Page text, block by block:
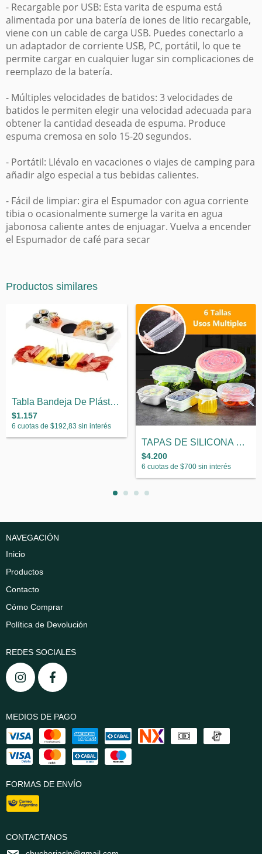
- Recargable por USB: Esta varita de espuma está
alimentada por una batería de iones de litio recargable,
viene con un cable de carga USB. Puedes conectarlo a
un adaptador de corriente USB, PC, portátil, lo que te
permite cargar en cualquier lugar sin complicaciones de
reemplazo de la batería.
- Múltiples velocidades de batidos: 3 velocidades de
batidos le permiten elegir una velocidad adecuada para
obtener la cantidad deseada de espuma. Produce
espuma cremosa en solo 15-20 segundos.
- Portátil: Llévalo en vacaciones o viajes de camping para
añadir algo especial a tus bebidas calientes.
- Fácil de limpiar: gira el Espumador con agua corriente
tibia o ocasionalmente sumerge la varita en agua
jabonosa caliente antes de enjuagar. Vuelva a encender
el Espumador de café para secar
Productos similares
Tabla Bandeja De Plástico Sushi Set
$1.157
6 cuotas de $192,83 sin interés
TAPAS DE SILICONA REUTILIZABLES
$4.200
6 cuotas de $700sin interés
NAVEGACIÓN
Inicio
Productos
Contacto
Cómo Comprar
Política de Devolución
REDES SOCIALES
MEDIOS DE PAGO
FORMAS DE ENVÍO
CONTACTANOS